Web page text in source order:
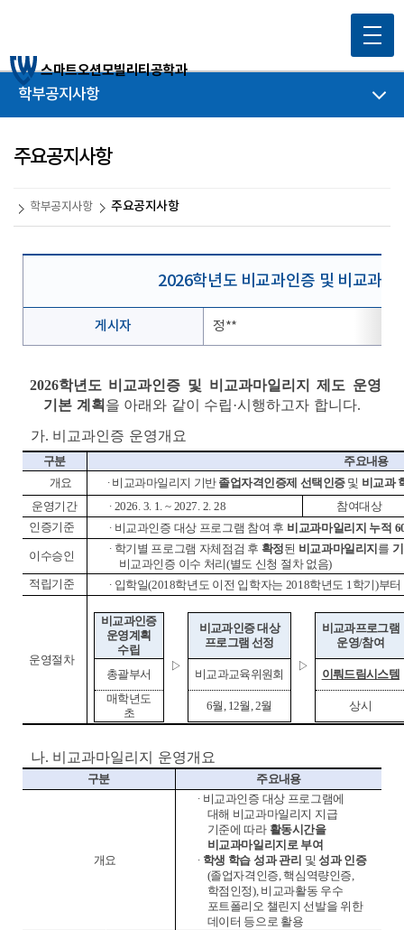
스마트오션모빌리티공학과
학부공지사항
주요공지사항
학부공지사항 주요공지사항
2026학년도 비교과인증 및 비교과
게시자 정**
2026학년도 비교과인증 및 비교과마일리지 제도 운영
기본 계획 을 아래와 같이 수립·시행하고자 합니다.
가. 비교과인증 운영개요
구분
주요내용
개요
∙ 비교과마일리지 기반 졸업자격인증제 선택인증 및 비교과
운영기간
∙ 2026. 3. 1. ~ 2027. 2. 28
참여대상
인증기준
∙ 비교과인증 대상 프로그램 참여 후 비교과마일리지 누적
이수승인
∙ 학기별 프로그램 자체점검 후 확정된 비교과마일리지 를
비교과인증 이수 처리(별도 신청 절차 없음)
적립기준
∙ 입학일(2018학년도 이전 입학자는 2018학년도 1학기)부
운영절차
비교과인증
운영계획
수립
▷
비교과인증 대상
프로그램 선정
▷
비교과프로그램
운영/참여
총괄부서 비교과교육위원회
이뤄드림시스템
매학년도
초
6월, 12월, 2월 상시
나. 비교과마일리지 운영개요
구분 주요내용
개요
∙ 비교과인증 대상 프로그램에
대해 비교과마일리지 지급
기준에 따라 활동시간을
비교과마일리지로 부여
∙ 학생 학습 성과 관리 및성과 인증
(졸업자격인증,핵심역량인증,
학점인정), 비교과활동 우수
포트폴리오 챌린지 선발을 위한
데이터 등으로 활용